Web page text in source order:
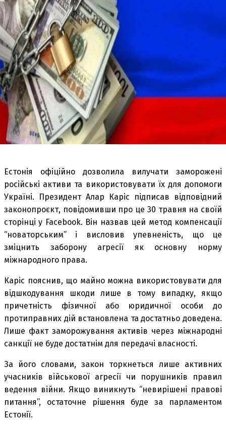
Естонія офіційно дозволила вилучати заморожені
російські активи та використовувати їх для допомоги
Україні. Президент Алар Каріс підписав відповідний
законопроєкт, повідомивши про це 30 травня на своїй
сторінці у Facebook. Він назвав цей метод компенсації
“новаторським” і висловив упевненість, що це
зміцнить заборону агресії як основну норму
міжнародного права.
Каріс пояснив, що майно можна використовувати для
відшкодування шкоди лише в тому випадку, якщо
причетність фізичної або юридичної особи до
протиправних дій встановлена та достатньо доведена.
Лише факт заморожування активів через міжнародні
санкції не буде достатнім для передачі власності.
За його словами, закон торкнеться лише активних
учасників військової агресії чи порушників правил
ведення війни. Якщо виникнуть “невирішені правові
питання”, остаточне рішення буде за парламентом
Естонії.